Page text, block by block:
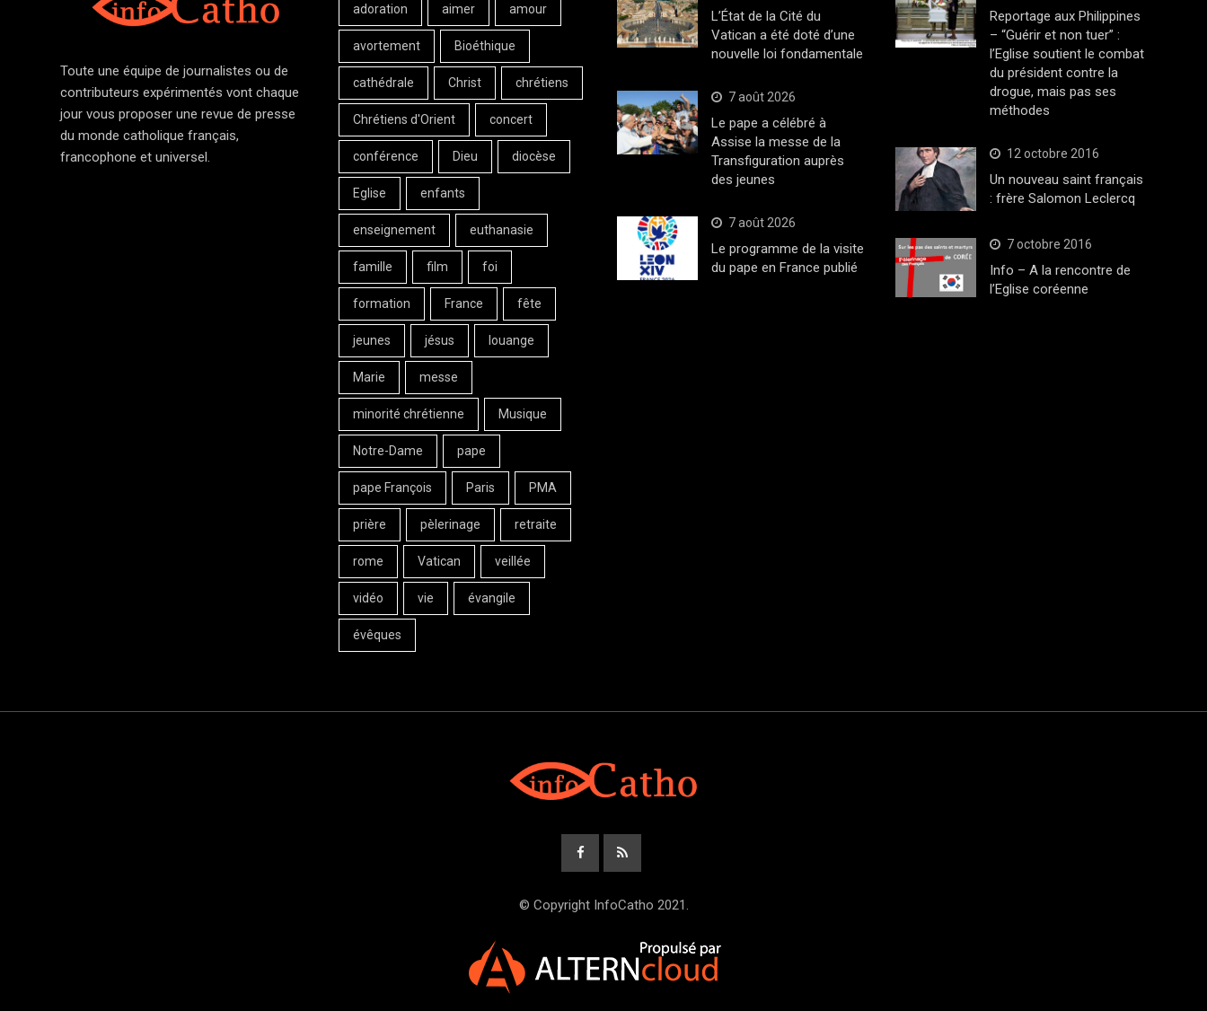
Toute une équipe de journalistes ou de
contributeurs expérimentés vont chaque
jour vous proposer une revue de presse
du monde catholique français,
francophone et universel.
adoration aimer amour
avortement Bioéthique
cathédrale Christ chrétiens
Chrétiens d'Orient concert
conférence Dieu diocèse
Eglise enfants
enseignement euthanasie
famille film foi
formation France fête
jeunes jésus louange
Marie messe
minorité chrétienne Musique
Notre-Dame pape
pape François Paris PMA
prière pèlerinage retraite
rome Vatican veillée
vidéo vie évangile
évêques
L’État de la Cité du
Vatican a été doté d’une
nouvelle loi fondamentale
7 août 2026
Le pape a célébré à
Assise la messe de la
Transfiguration auprès
des jeunes
7 août 2026
Le programme de la visite
du pape en France publié
Reportage aux Philippines
– “Guérir et non tuer” :
l’Eglise soutient le combat
du président contre la
drogue, mais pas ses
méthodes
12 octobre 2016
Un nouveau saint français
: frère Salomon Leclercq
7 octobre 2016
Info – A la rencontre de
l’Eglise coréenne
© Copyright InfoCatho 2021.